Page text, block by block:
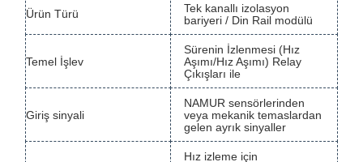
Ürün Türü
Tek kanallı izolasyon
bariyeri / Din Rail modülü
Temel İşlev
Sürenin İzlenmesi (Hız
Aşımı/Hız Aşımı) Relay
Çıkışları ile
Giriş sinyali
NAMUR sensörlerinden
veya mekanik temaslardan
gelen ayrık sinyaller
Hız izleme için